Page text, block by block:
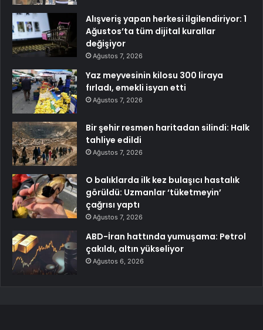
Alışveriş yapan herkesi ilgilendiriyor: 1
Ağustos’ta tüm dijital kurallar
değişiyor
Ağustos 7, 2026
Yaz meyvesinin kilosu 300 liraya
fırladı, emekli isyan etti
Ağustos 7, 2026
Bir şehir resmen haritadan silindi: Halk
tahliye edildi
Ağustos 7, 2026
O balıklarda ilk kez bulaşıcı hastalık
görüldü: Uzmanlar ‘tüketmeyin’
çağrısı yaptı
Ağustos 7, 2026
ABD-İran hattında yumuşama: Petrol
çakıldı, altın yükseliyor
Ağustos 6, 2026